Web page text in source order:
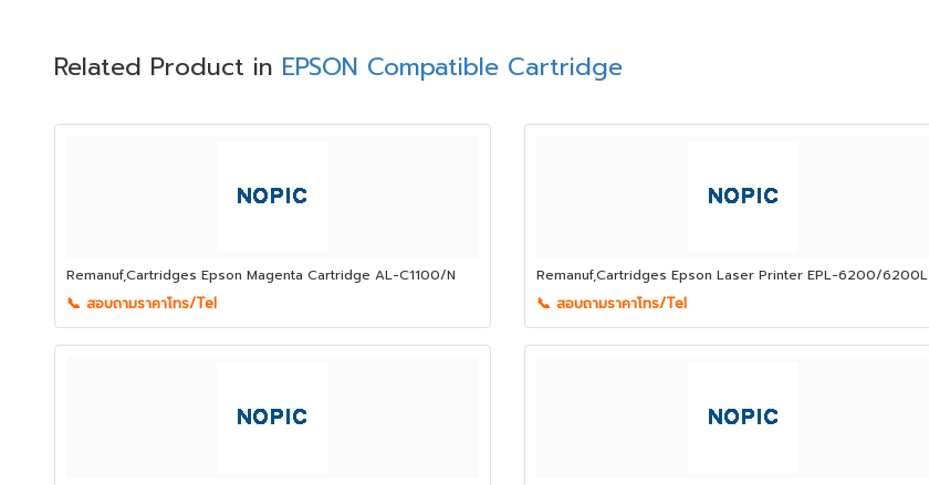
Related Product in EPSON Compatible Cartridge
Remanuf,Cartridges Epson Magenta Cartridge AL-C1100/N
📞 สอบถามราคาโทร/Tel
Remanuf,Cartridges Epson Laser Printer EPL-6200/6200L
📞 สอบถามราคาโทร/Tel